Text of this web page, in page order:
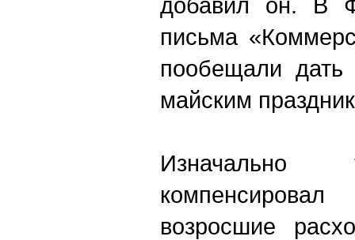
письма
пообещали
майским
Изначально
возросшие